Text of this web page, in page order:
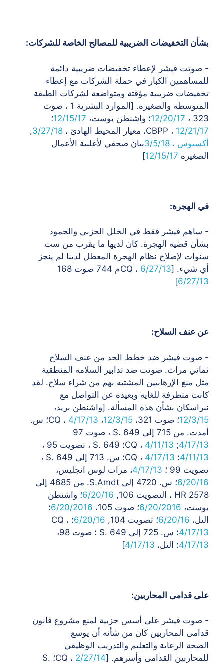
بشأن التخفيضات الضريبية للمصالح الخاصة للشركات:
- صوتت فيشر لإعطاء تخفيضات ضريبية دائمة
للمساهمين الكبار في حملة الشركات مع إعطاء
تخفيضات ضريبية مؤقتة ومتواضعة لشركات الطبقة
المتوسطة والصغيرة. [الموارد البشرية
1 ، صوت
323 ،
12/20/17؛ واشنطن بوست، 12/15/17؛
CBPP ، 12/21/17 ، معيار المحيط الهادئ ، 3/27/18
,
أكسيوس ، 3/5/18
بيان صحفي لأغلبية الأعمال
الصغيرة 12/15/17
]
في الهجرة:
- ساهم فيشر فقط في الخلل الحزبي والجمود
بشأن قضية الهجرة. كان لديها ما يقرب من ست
سنوات لإصلاح نظام الهجرة المعطل لدينا لم ينجز
أي شيء. [CQ ،6/27/13
م 744 صوت 168
6/27/13
]
عن عنف السلاح:
- صوت فيشر ضد خطط الحد من عنف السلاح
ثماني مرات. صوتت ضد تدابير السلامة المنطقية
مثل منع الإرهابيين المشتبه بهم من شراء سلاح. لقد
كانت متطرفة للغاية وبعيدة عن التواصل مع
نبراسكان بشأن هذه المسألة. [واشنطن بريد،
12/3/15؛ صوت 321، 12/3/15، CQ ، 4/17/13
؛ س.
أمدت. من 715 إلى S. 649 ، صوت 97
4/17/13
; CQ ، 4/11/13
؛ S. 649 ، تصويت 95 ،
4/11/13؛ CQ ، 4/17/13
؛ س. 713 إلى S. 649 ،
تصويت 99 ؛
4/17/13، مرات لوس انجليس،
6/20/16
؛ س. 4720 إلى S.Amdt. من 4685 إلى
HR 2578 ، التصويت
106,
6/20/16؛ واشنطن
بوست،
؛ صوت 105، 6/20/2016؛
التل، 6/20/16؛ تصويت 104,
6/20/16؛ CQ ،
4/17/13؛ س. 725 إلى S. 649 ؛ صوت 98،
4/17/13؛ التل، 4/17/13
]
على قدامى المحاربين:
- صوت فيشر على أسس حزبية لمنع مشروع قانون
قدامى المحاربين كان من شأنه أن يوسع
الصحة الرعاية والتعليم والتدريب الوظيفي
للمحاربين القدامى وأسرهم. [CQ ،2/27/14
؛ S.